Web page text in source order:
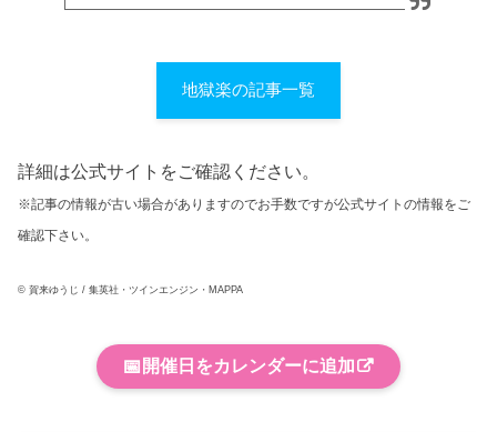
地獄楽の記事一覧
詳細は公式サイトをご確認ください。
※記事の情報が古い場合がありますのでお手数ですが公式サイトの情報をご
確認下さい。
© 賀来ゆうじ / 集英社・ツインエンジン・MAPPA
📅 開催日をカレンダーに追加